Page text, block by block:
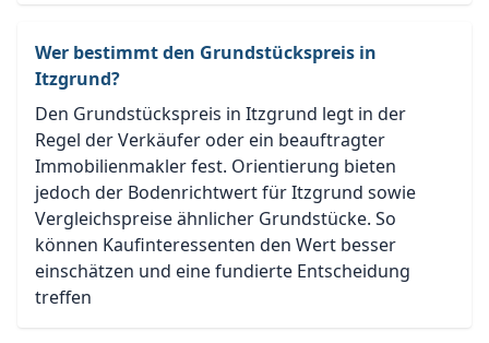
Wer bestimmt den Grundstückspreis in
Itzgrund?
Den Grundstückspreis in Itzgrund legt in der
Regel der Verkäufer oder ein beauftragter
Immobilienmakler fest. Orientierung bieten
jedoch der Bodenrichtwert für Itzgrund sowie
Vergleichspreise ähnlicher Grundstücke. So
können Kaufinteressenten den Wert besser
einschätzen und eine fundierte Entscheidung
treffen